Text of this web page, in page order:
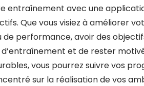
entraînement avec une
Que vous visiez à améliorer
de performance, avoir des
et de rester
vous pourrez suivre vos
sur la réalisation de vos